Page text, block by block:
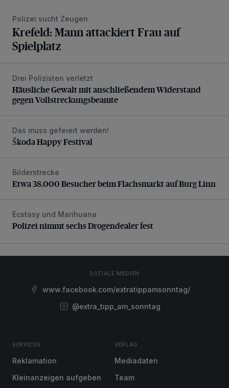
Polizei sucht Zeugen
Krefeld: Mann attackiert Frau auf
Spielplatz
Häusliche Gewalt mit anschließendem Widerstand gegen
Drei Polizisten verletzt
Häusliche Gewalt mit anschließendem Widerstand
gegen Vollstreckungsbeamte
Škoda Happy Festival
Das muss gefeiert werden!
Škoda Happy Festival
Etwa 38.000 Besucher beim Flachsmarkt auf Burg Linn
Bilderstrecke
Etwa 38.000 Besucher beim Flachsmarkt auf Burg Linn
Polizei nimmt sechs Drogendealer fest
Ecstasy und Marihuana
Polizei nimmt sechs Drogendealer fest
SOZIALE MEDIEN
www.facebook.com/extratippamsonntag/
@extra_tipp_am_sonntag
SERVICES
Reklamation
Kleinanzeigen aufgeben
VERLAG
Mediadaten
Team